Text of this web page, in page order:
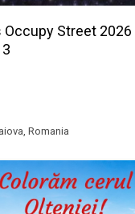
Occupy Street
Romania